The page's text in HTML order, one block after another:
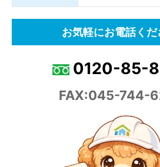
お気軽にお電話くだ
0120-85-
FAX:045-744-